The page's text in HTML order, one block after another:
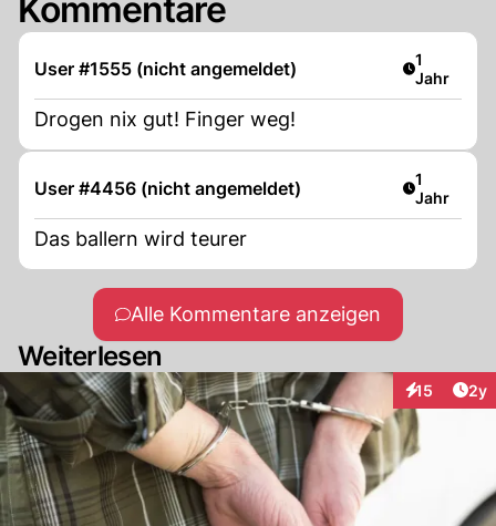
Kommentare
User #1555 (nicht angemeldet) Artikel
1
Jahr
Drogen nix gut! Finger weg!
User #4456 (nicht angemeldet) Artikel
1
Jahr
Das ballern wird teurer
Alle Kommentare anzeigen
Weiterlesen
15 2y